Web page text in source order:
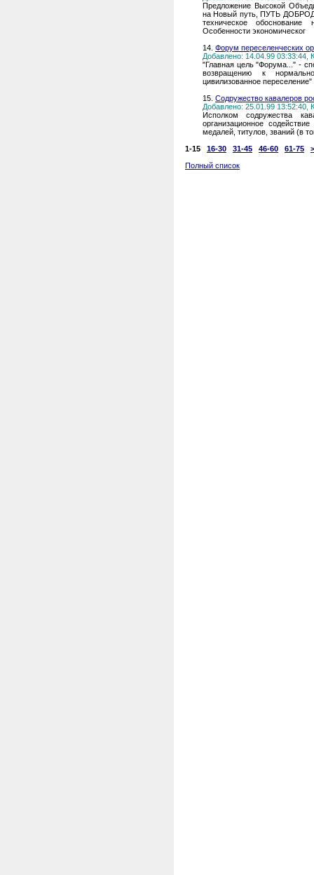
Предложение Высокой
на Новый путь, ПУТЬ
техническое обоснование
Особенности экономическог
14. Форум переселенческих
Добавлено: 14.04.99 03:33:44,
"Главная цель "Форума..." -
возвращению к
цивилизованное переселение"
15. Содружество кавалеров
Добавлено: 25.01.99 13:52:40,
Исполком содружества
организационное
медалей, титулов, званий (в
1-15
16-30 31-45 46-60 61-75
Полный список